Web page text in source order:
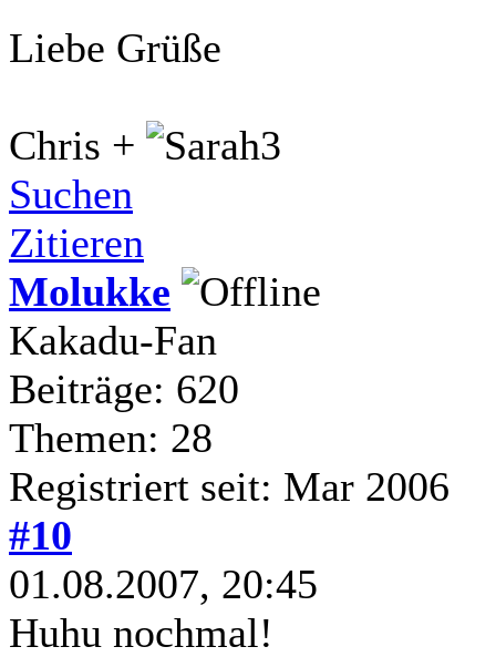
Liebe Grüße
Chris +
Suchen
Zitieren
Molukke
Kakadu-Fan
Beiträge: 620
Themen: 28
Registriert seit: Mar 2006
#10
01.08.2007, 20:45
Huhu nochmal!